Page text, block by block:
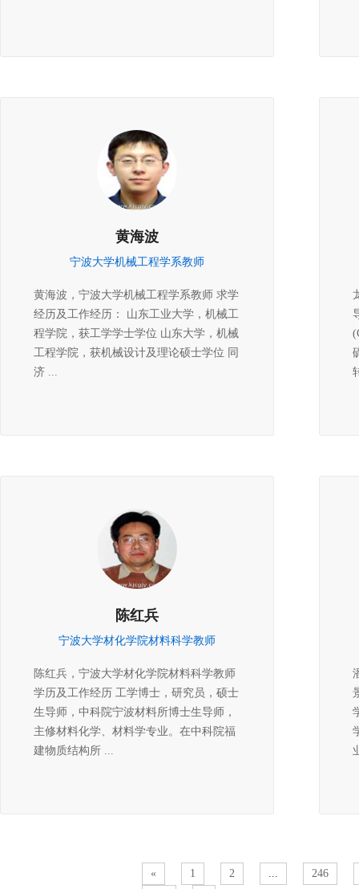
黄海波
宁波大学机械工程学系教师
黄海波，宁波大学机械工程学系教师 求学
经历及工作经历： 山东工业大学，机械工
程学院，获工学学士学位 山东大学，机械
工程学院，获机械设计及理论硕士学位 同
济 ...
陈红兵
宁波大学材化学院材料科学教师
陈红兵，宁波大学材化学院材料科学教师
学历及工作经历 工学博士，研究员，硕士
生导师，中科院宁波材料所博士生导师，
主修材料化学、材料学专业。在中科院福
建物质结构所 ...
« 1 2 ...
246